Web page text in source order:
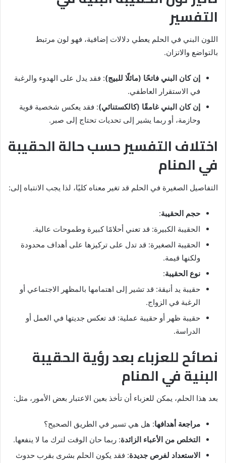
التفسير
اللون البني في الحلم يعطي دلالات إضافية، فهو لون مرتبط
بالتواضع والاتزان.
إن كان البني فاتحًا (مائلًا للبيج): فقد يدل على الهدوء والرغبة
في الاستقرار العاطفي.
إن كان البني غامقًا (كالكستنائي): فقد يعكس شخصية قوية
وحازمة، أو ربما يشير إلى تحديات تحتاج إلى صبر.
اختلاف التفسير حسب حالة الحقيبة
في المنام
التفاصيل الصغيرة في الحلم قد تغير معناه كليًا، لذا يجب الانتباه إلى:
حجم الحقيبة:
الحقيبة الكبيرة: قد تعني أحلامًا كبيرة وطموحات عالية.
الحقيبة الصغيرة: قد تدل على تركيزها على أهداف محدودة
ولكنها قيمة.
نوع الحقيبة:
حقيبة يد أنيقة: قد تشير إلى اهتمامها بالمظهر الاجتماعي أو
الرغبة في الزواج.
حقيبة ظهر أو حقيبة عملية: قد تعكس جديتها في العمل أو
الدراسة.
نصائح للعزباء بعد رؤية الحقيبة
البنية في المنام
بعد هذا الحلم، يمكن للعزباء أن تأخذ بعين الاعتبار بعض الأمور، مثل:
مراجعة أهدافها: هل هي تسير في الطريق الصحيح؟
التخلص من الأعباء الزائدة: ربما حان الوقت لترك ما لا ينفعها.
الاستعداد لفرص جديدة: فقد يكون الحلم بشرى بقرب حدوث